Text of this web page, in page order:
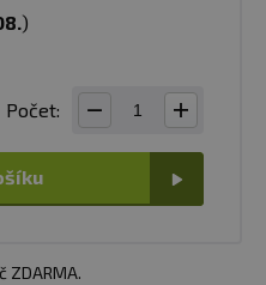
)
Počet:
ZDARMA.